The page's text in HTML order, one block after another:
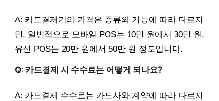
A: 카드결제기의 가격은 종류와 기능에 따라 다르지
만, 일반적으로 모바일 POS는 10만 원에서 30만 원,
유선 POS는 20만 원에서 50만 원 정도입니다.
Q: 카드결제 시 수수료는 어떻게 되나요?
A: 카드결제 수수료는 카드사와 계약에 따라 다르지